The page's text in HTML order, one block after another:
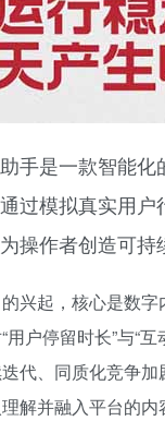
手是一款智能
过模拟真实用
操作者创造可持
兴起，核心是数
用户停留时长”与“
代、同质化竞争
解并融入平台的内